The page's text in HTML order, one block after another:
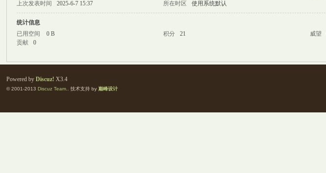
上次发表时间
2025-6-7 15:37 所在时区 使用系统默认
统计信息
已用空间
0 B 积分 21 威望
贡献
0
Powered byDiscuz! X3.4
© 2001-2013Discuz Team. . 技术支持 by巅峰设计